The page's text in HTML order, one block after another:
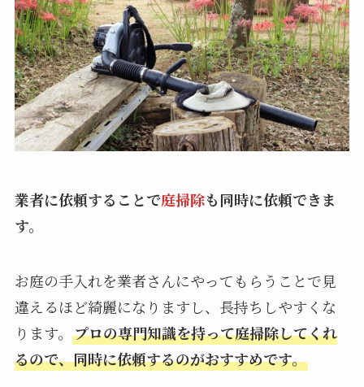
業者に依頼することで庭掃除も同時に依頼できま
す。
お庭の手入れを業者さんにやってもらうことで見
違えるほど綺麗になりますし、長持ちしやすくな
ります。 プロの専門知識を持って庭掃除してくれ
るので、同時に依頼するのがおすすめです。